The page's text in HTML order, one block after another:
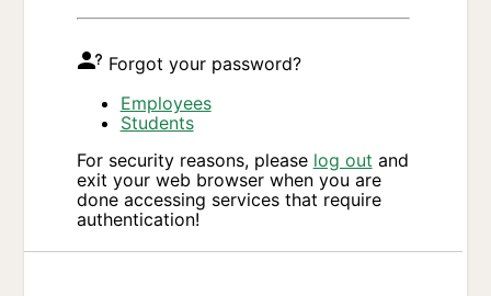
Forgot your password?
Employees
Students
For security reasons, please log out and
exit your web browser when you are
done accessing services that require
authentication!